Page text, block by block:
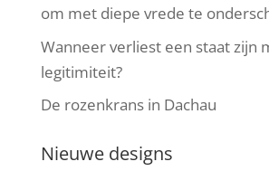
om met diepe vrede te
Wanneer verliest een staat zijn
legitimiteit?
De rozenkrans in Dachau
Nieuwe designs